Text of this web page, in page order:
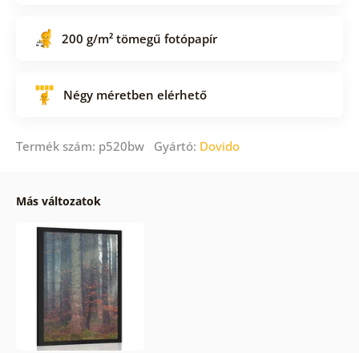
200 g/m² tömegű fotópapír
Négy méretben elérhető
Termék szám: p520bw Gyártó: Dovido
Más változatok